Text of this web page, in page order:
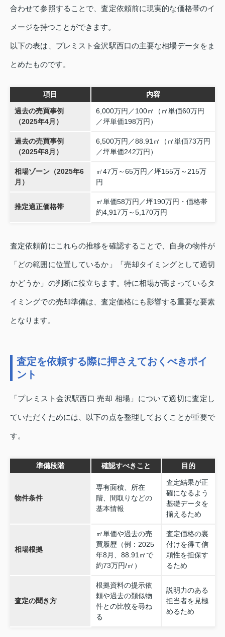
合わせて参照することで、査定依頼前に現実的な価格帯のイ
メージを持つことができます。
以下の表は、プレミスト金沢駅西口の主要な相場データをま
とめたものです。
項目 内容
過去の売買事例
（2025年4月）
6,000万円／100㎡（㎡単価60万円
／坪単価198万円）
過去の売買事例
（2025年8月）
6,500万円／88.91㎡（㎡単価73万円
／坪単価242万円）
相場ゾーン（2025年6
月）
㎡47万～65万円／坪155万～215万
円
推定適正価格帯
㎡単価58万円／坪190万円・価格帯
約4,917万～5,170万円
査定依頼前にこれらの推移を確認することで、自身の物件が
「どの範囲に位置しているか」「売却タイミングとして適切
かどうか」の判断に役立ちます。特に相場が高まっているタ
イミングでの売却準備は、査定価格にも影響する重要な要素
となります。
査定を依頼する際に押さえておくべきポイ
ント
「プレミスト金沢駅西口 売却 相場」について適切に査定し
ていただくためには、以下の点を整理しておくことが重要で
す。
準備段階 確認すべきこと 目的
物件条件
専有面積、所在
階、間取りなどの
基本情報
査定結果が正
確になるよう
基礎データを
揃えるため
相場根拠
㎡単価や過去の売
買履歴（例：2025
年8月、88.91㎡で
約73万円/㎡）
査定価格の裏
付けを得て信
頼性を担保す
るため
査定の聞き方
根拠資料の提示依
頼や過去の類似物
件との比較を尋ね
る
説明力のある
担当者を見極
めるため